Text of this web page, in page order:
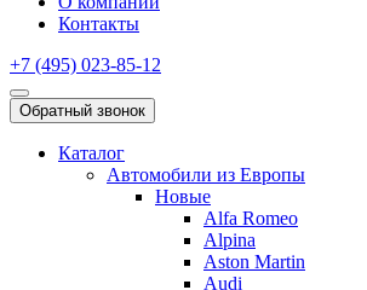
Контакты
+7 (495) 023-85-12
Обратный звонок
Каталог
Автомобили из Европы
Новые
Alfa Romeo
Alpina
Aston Martin
Audi